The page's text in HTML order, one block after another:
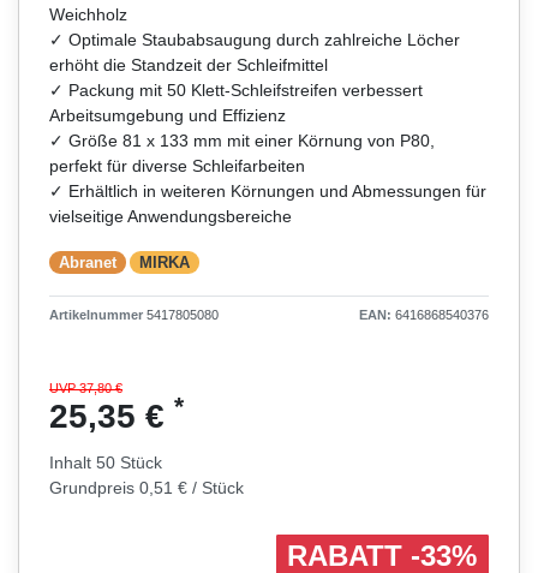
Weichholz
✓ Optimale Staubabsaugung durch zahlreiche Löcher
erhöht die Standzeit der Schleifmittel
✓ Packung mit 50 Klett-Schleifstreifen verbessert
Arbeitsumgebung und Effizienz
✓ Größe 81 x 133 mm mit einer Körnung von P80,
perfekt für diverse Schleifarbeiten
✓ Erhältlich in weiteren Körnungen und Abmessungen für
vielseitige Anwendungsbereiche
Abranet MIRKA
Artikelnummer 5417805080 EAN: 6416868540376
UVP 37,80 €
25,35 € *
Inhalt 50 Stück
Grundpreis 0,51 € / Stück
RABATT -33%